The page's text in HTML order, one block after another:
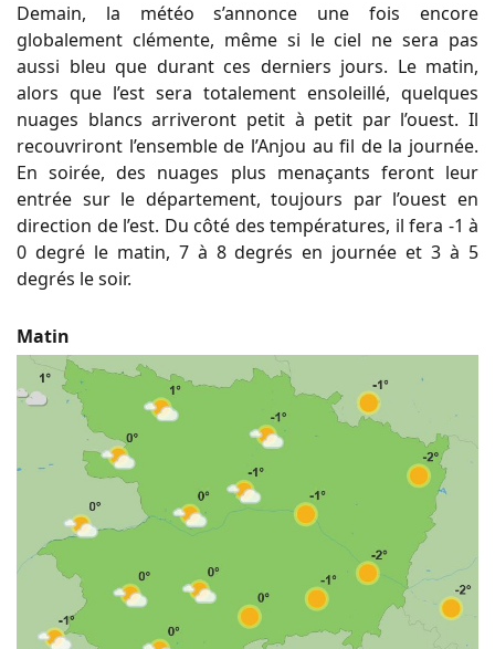
Demain, la météo s’annonce une fois encore
globalement clémente, même si le ciel ne sera pas
aussi bleu que durant ces derniers jours. Le matin,
alors que l’est sera totalement ensoleillé, quelques
nuages blancs arriveront petit à petit par l’ouest. Il
recouvriront l’ensemble de l’Anjou au fil de la journée.
En soirée, des nuages plus menaçants feront leur
entrée sur le département, toujours par l’ouest en
direction de l’est. Du côté des températures, il fera -1 à
0 degré le matin, 7 à 8 degrés en journée et 3 à 5
degrés le soir.
Matin